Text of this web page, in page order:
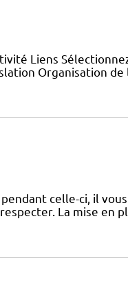
Liens
Organisation
celle-ci, il
La mise en